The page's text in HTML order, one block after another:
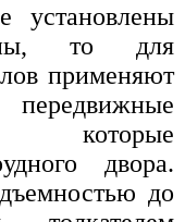
установлены
то для
применяют
которые
двора.
до